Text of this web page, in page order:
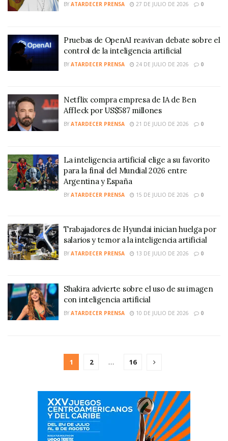
BY ATARDECER PRENSA 27 DE JULIO DE 2026 0
Pruebas de OpenAI reavivan debate sobre el
control de la inteligencia artificial
BY ATARDECER PRENSA 24 DE JULIO DE 2026 0
Netflix compra empresa de IA de Ben
Affleck por US$587 millones
BY ATARDECER PRENSA 21 DE JULIO DE 2026 0
La inteligencia artificial elige a su favorito
para la final del Mundial 2026 entre
Argentina y España
BY ATARDECER PRENSA 15 DE JULIO DE 2026 0
Trabajadores de Hyundai inician huelga por
salarios y temor a la inteligencia artificial
BY ATARDECER PRENSA 13 DE JULIO DE 2026 0
Shakira advierte sobre el uso de su imagen
con inteligencia artificial
BY ATARDECER PRENSA 10 DE JULIO DE 2026 0
1 2 … 16